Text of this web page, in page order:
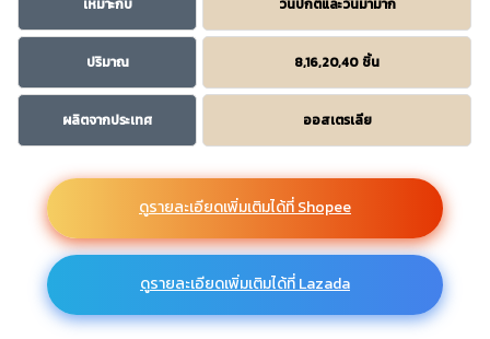
เหมาะกับ วันปกติและวันมามาก
ปริมาณ 8,16,20,40 ชิ้น
ผลิตจากประเทศ ออสเตรเลีย
ดูรายละเอียดเพิ่มเติมได้ที่ Shopee
ดูรายละเอียดเพิ่มเติมได้ที่ Lazada